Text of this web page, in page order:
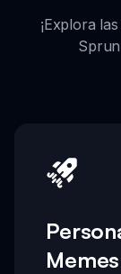
¡Explora
Memes